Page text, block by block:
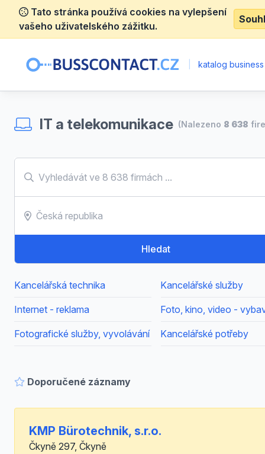
Tato stránka používá cookies na vylepšení
vašeho uživatelského zážitku.
katalog
IT a telekomunikace (Nalezeno 8 638
Hledat
Kancelářská technika Kancelářské služby
Internet - reklama Foto, kino, video -
Fotografické služby, vyvolávání Kancelářské potřeby
Doporučené záznamy
KMP Bürotechnik, s.r.o.
Čkyně 297, Čkyně